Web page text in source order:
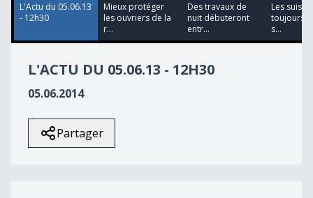
L'Actu du 05.06.13
- 12h30
Mieux protéger
les ouvriers de la
r...
Des travaux de
nuit débuteront
entr...
Les
toujours
s...
L'ACTU DU 05.06.13 - 12H30
05.06.2014
Partager